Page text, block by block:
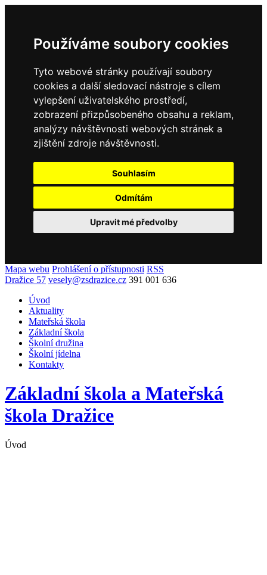
Používáme soubory cookies
Tyto webové stránky používají soubory
cookies a další sledovací nástroje s cílem
vylepšení uživatelského prostředí,
zobrazení přizpůsobeného obsahu a reklam,
analýzy návštěvnosti webových stránek a
zjištění zdroje návštěvnosti.
Souhlasím
Odmítám
Upravit mé předvolby
Mapa webu Prohlášení o přístupnosti RSS
Dražice 57 vesely@zsdrazice.cz 391 001 636
Úvod
Aktuality
Mateřská škola
Základní škola
Školní družina
Školní jídelna
Kontakty
Základní škola a Mateřská
škola Dražice
Úvod